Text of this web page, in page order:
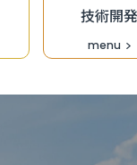
技術開発
menu